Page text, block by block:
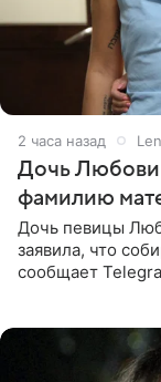
2 часа назад
Дочь Любови
фамилию
Дочь певицы
заявила, что
сообщает